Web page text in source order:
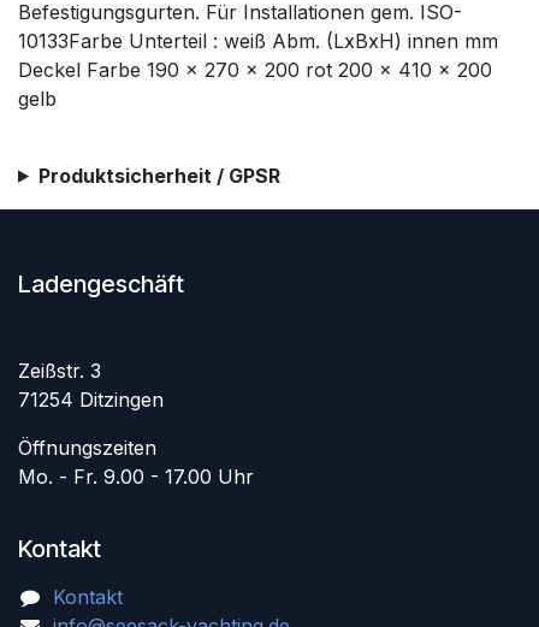
Befestigungsgurten. Für Installationen gem. ISO-
10133Farbe Unterteil : weiß Abm. (LxBxH) innen mm
Deckel Farbe 190 x 270 x 200 rot 200 x 410 x 200
gelb
Produktsicherheit / GPSR
Ladengeschäft
Zeißstr. 3
71254 Ditzingen
Öffnungszeiten
Mo. - Fr. 9.00 - 17.00 Uhr
Kontakt
Kontakt